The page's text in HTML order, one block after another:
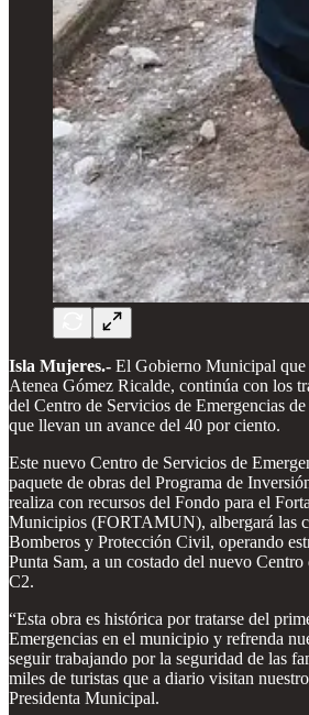
Isla Mujeres.- El Gobierno Municipal que
Atenea Gómez Ricalde, continúa con los
del Centro de Servicios de Emergencias
que llevan un avance del 40 por ciento.
Este nuevo Centro de Servicios de
paquete de obras del Programa de
realiza con recursos del Fondo para el
Municipios (FORTAMUN), albergará las
Bomberos y Protección Civil, operando
Punta Sam, a un costado del nuevo
C2.
“Esta obra es histórica por tratarse del
Emergencias en el municipio y refrenda
seguir trabajando por la seguridad de las
miles de turistas que a diario visitan
Presidenta Municipal.